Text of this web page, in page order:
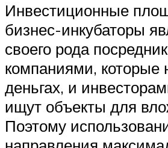
Инвестиционные
бизнес-инкубаторы
своего рода
компаниями, которые
деньгах, и
ищут объекты для
Поэтому